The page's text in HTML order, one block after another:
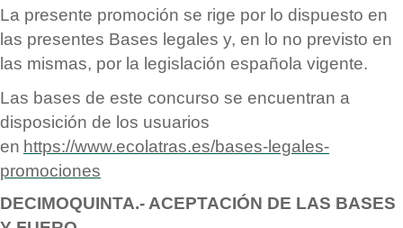
La presente promoción se rige por lo dispuesto en
las presentes Bases legales y, en lo no previsto en
las mismas, por la legislación española vigente.
Las bases de este concurso se encuentran a
disposición de los usuarios
en https://www.ecolatras.es/bases-legales-
promociones
DECIMOQUINTA.- ACEPTACIÓN DE LAS BASES